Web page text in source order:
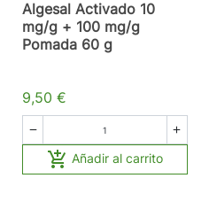
Algesal Activado 10
mg/g + 100 mg/g
Pomada 60 g
9,50 €
 
 Añadir al carrito